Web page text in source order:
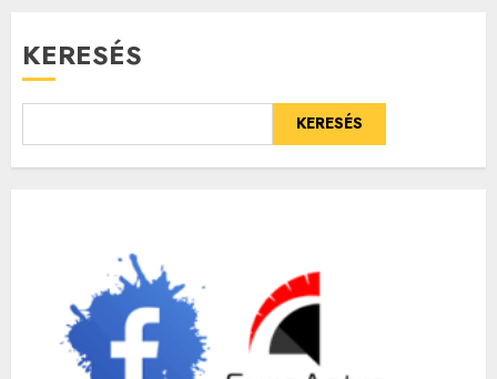
KERESÉS
KERESÉS